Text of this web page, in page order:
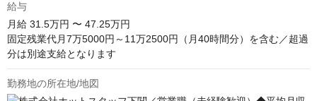
給与
月給 31.5万円 〜 47.25万円
固定残業代月7万5000円～11万2500円（月40時間分）を含む／超過
分は別途支給となります
勤務地の所在地/地図